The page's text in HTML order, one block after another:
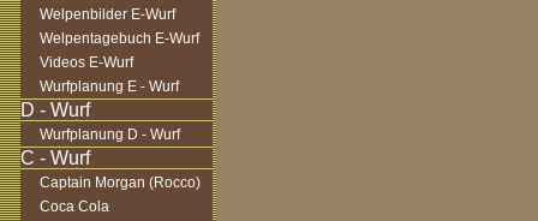
Welpenbilder E-Wurf
Welpentagebuch E-Wurf
Videos E-Wurf
Wurfplanung E - Wurf
Wurfplanung D - Wurf
Captain Morgan (Rocco)
Coca Cola